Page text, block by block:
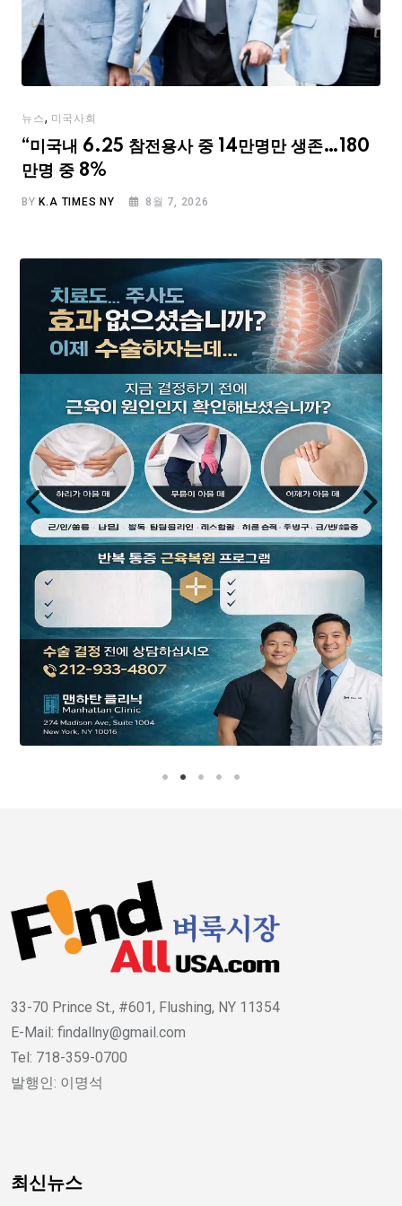
뉴스, 미국사회
“미국내 6.25 참전용사 중 14만명만 생존…180
만명 중 8%
BY K.A TIMES NY 8월 7, 2026
33-70 Prince St., #601, Flushing, NY 11354
E-Mail: findallny@gmail.com
Tel: 718-359-0700
발행인: 이명석
최신뉴스